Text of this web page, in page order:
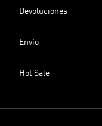
Devoluciones
Envío
Hot Sale